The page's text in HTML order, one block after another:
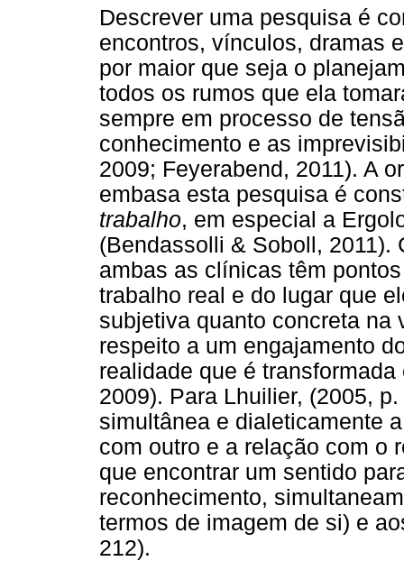
Descrever uma pesquisa é
encontros, vínculos, dramas
por maior que seja o
todos os rumos que ela
sempre em processo de
conhecimento e as
2009; Feyerabend, 2011). A
embasa esta pesquisa é
trabalho, em especial a
(Bendassolli & Soboll, 2011).
ambas as clínicas têm
trabalho real e do lugar que
subjetiva quanto concreta na
respeito a um engajamento
realidade que é
2009). Para Lhuilier, (2005,
simultânea e dialeticamente
com outro e a relação com o
que encontrar um sentido
reconhecimento,
termos de imagem de si) e
212).